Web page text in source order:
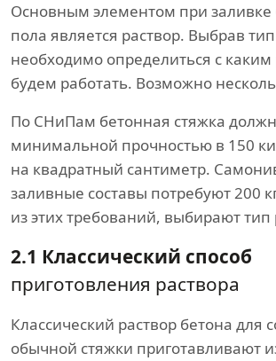
Основным элементом при заливке
пола является раствор. Выбрав
необходимо определиться с каким
будем работать. Возможно
По СНиПам бетонная стяжка
минимальной прочностью в 150
на квадратный сантиметр.
заливные составы потребуют 200
из этих требований, выбирают тип
2.1 Классический способ
приготовления раствора
Классический раствор бетона для
обычной стяжки приготавливают